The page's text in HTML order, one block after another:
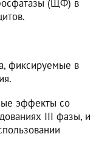
(ЩФ) в
фиксируемые в
эффекты со
III фазы, и